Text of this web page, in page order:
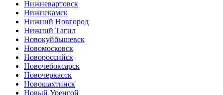
Нижневартовск
Нижнекамск
Нижний Новгород
Нижний Тагил
Новокуйбышевск
Новомосковск
Новороссийск
Новочебоксарск
Новочеркасск
Новошахтинск
Новый Уренгой